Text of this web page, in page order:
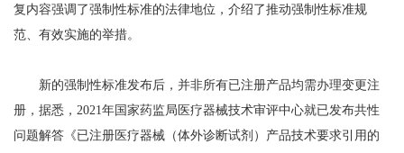
复内容强调了强制性标准的法律地位，介绍了推动强制性标准规
范、有效实施的举措。
新的强制性标准发布后，并非所有已注册产品均需办理变更注
册，据悉，2021年国家药监局医疗器械技术审评中心就已发布共性
问题解答《已注册医疗器械（体外诊断试剂）产品技术要求引用的